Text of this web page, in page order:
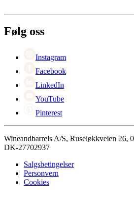
Retur
Karriere
Black Friday
Cyber Monday
Følg oss
Instagram
Facebook
LinkedIn
YouTube
Pinterest
Wineandbarrels A/S, Ruseløkkveien 26,
DK-27702937
Salgsbetingelser
Personvern
Cookies